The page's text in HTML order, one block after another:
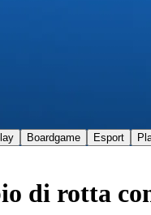
Boardgame Esport
di rotta